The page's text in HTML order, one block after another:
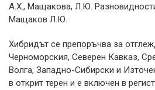
А.Х., Мащакова, Л.Ю.
Мащаков Л.Ю.
Хибридът се препоръчва за
Черноморския, Северен Кавказ,
Волга, Западно-Сибирски и
в открит терен и е включен в